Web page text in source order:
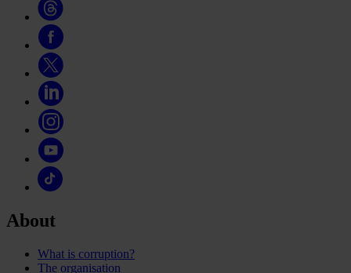
About
What is corruption?
The organisation